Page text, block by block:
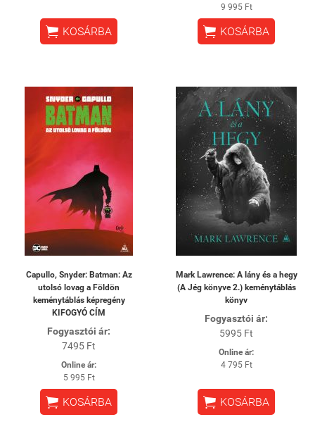
 KOSÁRBA
9 995 Ft
 KOSÁRBA
Capullo, Snyder: Batman: Az
utolsó lovag a Földön
keménytáblás képregény
KIFOGYÓ CÍM
Fogyasztói ár:
7495 Ft
Online ár:
5 995 Ft
 KOSÁRBA
Mark Lawrence: A lány és a hegy
(A Jég könyve 2.) keménytáblás
könyv
Fogyasztói ár:
5995 Ft
Online ár:
4 795 Ft
 KOSÁRBA